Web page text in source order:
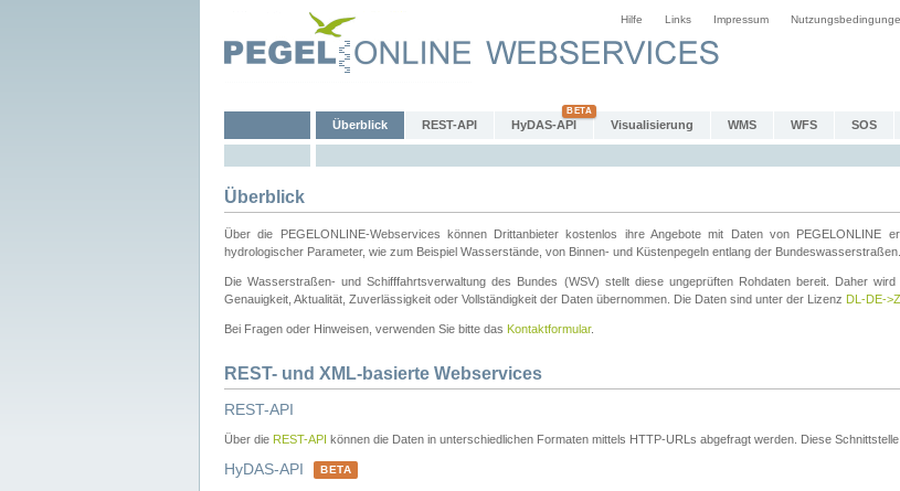
Hilfe Links Impressum
Überblick REST-API HyDAS-API Visualisierung WMS WFS SOS
Überblick
Über die PEGELONLINE-Webservices können Drittanbieter kostenlos ihre Angebote mit Daten von PEGELONLINE
hydrologischer Parameter, wie zum Beispiel Wasserstände, von Binnen- und Küstenpegeln entlang der Bundeswasserstraßen.
Die Wasserstraßen- und Schifffahrtsverwaltung des Bundes (WSV) stellt diese ungeprüften Rohdaten bereit. Daher
Genauigkeit, Aktualität, Zuverlässigkeit oder Vollständigkeit der Daten übernommen. Die Daten sind unter der Lizenz DL-DE-
Bei Fragen oder Hinweisen, verwenden Sie bitte das Kontaktformular.
REST- und XML-basierte Webservices
REST-API
Über die REST-API können die Daten in unterschiedlichen Formaten mittels HTTP-URLs abgefragt werden. Diese
HyDAS-API BETA